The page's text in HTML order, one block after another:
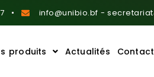
info@unibio.bf -
produits Actualités